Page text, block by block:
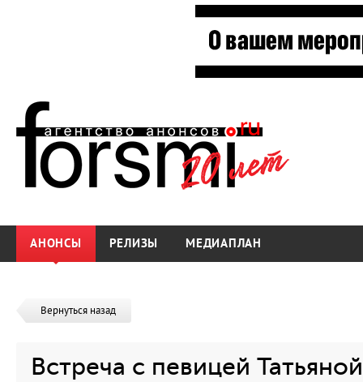
АНОНСЫ РЕЛИЗЫ МЕДИАПЛАН
Вернуться назад
Встреча с певицей